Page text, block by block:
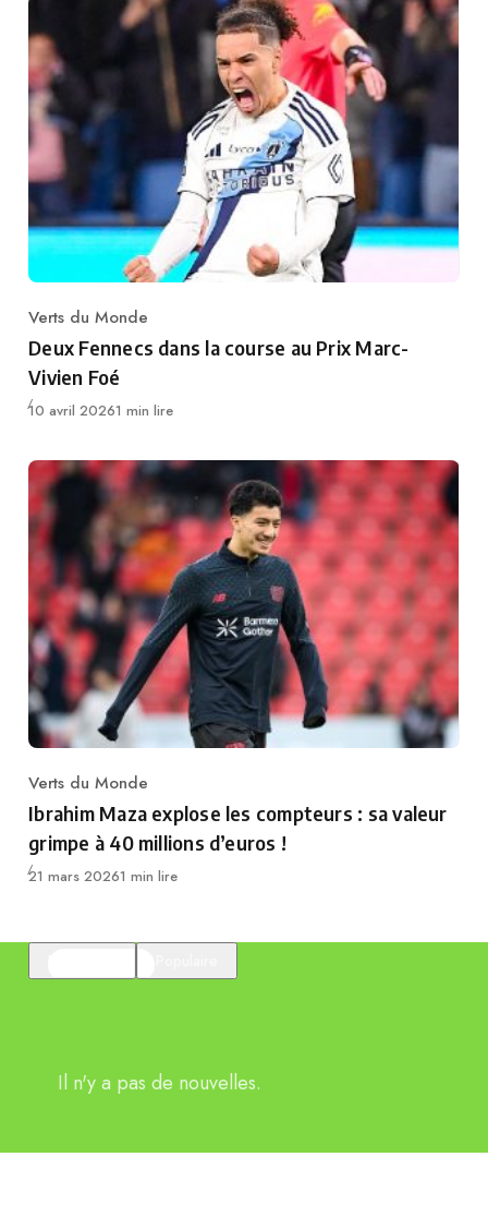
Category
Verts du Monde
Deux Fennecs dans la course au Prix Marc-
Vivien Foé
Publié
10 avril 20261 min lire
Category
Verts du Monde
Ibrahim Maza explose les compteurs : sa valeur
grimpe à 40 millions d’euros !
Publié
21 mars 20261 min lire
Il n'y a pas de nouvelles.